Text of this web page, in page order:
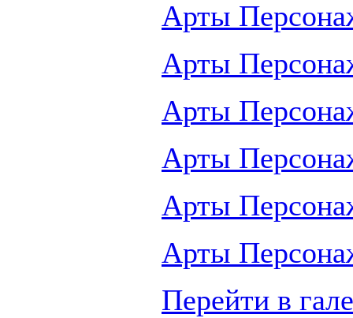
Арты
Арты
Арты
Арты
Арты
Арты
Перейти в